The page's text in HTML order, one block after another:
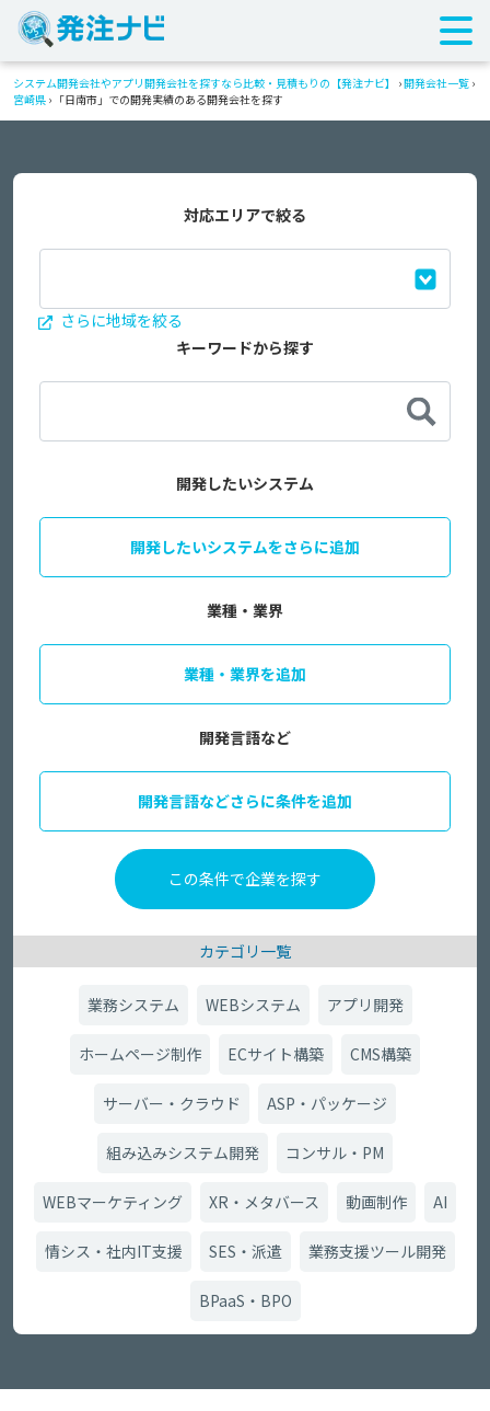
システム開発会社やアプリ開発会社を探すなら比較・見積もりの【発注ナビ】 ›開発会社一覧 ›
宮崎県 › 「日南市」での開発実績のある開発会社を探す
対応エリアで絞る
さらに地域を絞る
キーワードから探す
開発したいシステム
開発したいシステムをさらに追加
業種・業界
業種・業界を追加
開発言語など
開発言語などさらに条件を追加
カテゴリ一覧
業務システム WEBシステム アプリ開発
ホームページ制作 ECサイト構築 CMS構築
サーバー・クラウド ASP・パッケージ
組み込みシステム開発 コンサル・PM
WEBマーケティング XR・メタバース 動画制作 AI
情シス・社内IT支援 SES・派遣 業務支援ツール開発
BPaaS・BPO